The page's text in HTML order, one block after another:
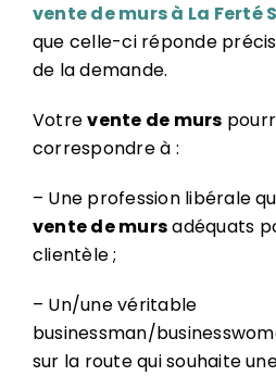
vente de murs à La Ferté
que celle-ci réponde
de la demande.
Votrevente de murs
correspondre à :
– Une profession libérale
vente de mursadéquats
clientèle ;
– Un/une véritable
businessman/
sur la route qui souhaite